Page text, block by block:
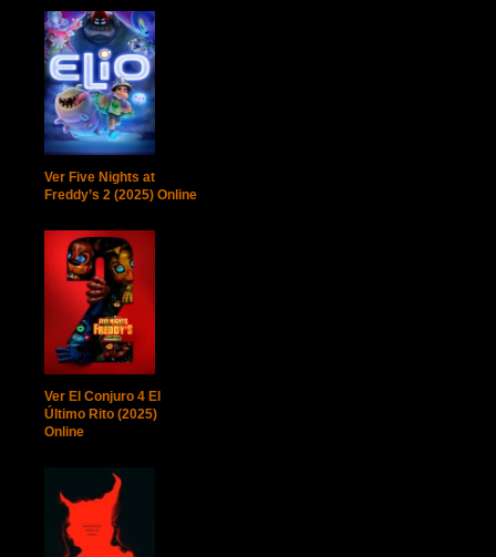
Ver Five Nights at
Freddy’s 2 (2025) Online
Ver El Conjuro 4 El
Último Rito (2025)
Online